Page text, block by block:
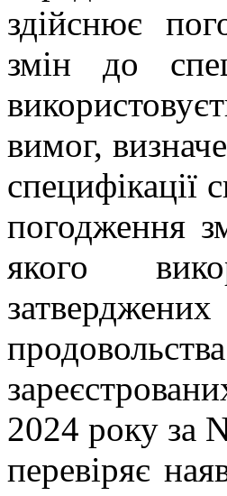
здійснює
змін до
вимог,
специфікації
погодження
якого
2024 року за
перевіряє